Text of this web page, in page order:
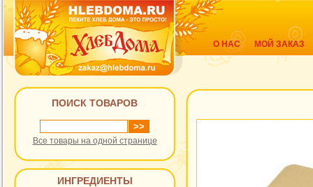
О НАС МОЙ ЗАКАЗ
ПОИСК ТОВАРОВ
Все товары на одной странице
ИНГРЕДИЕНТЫ